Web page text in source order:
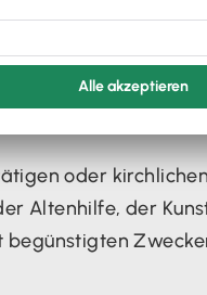
wie
Zwecke
oder
Altenhilfe, der